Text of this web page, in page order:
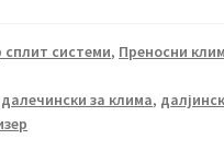
сплит системи, Преносни
далечински за клима,